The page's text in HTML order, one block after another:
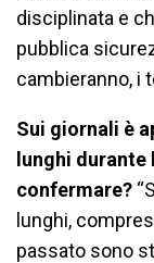
disciplinata e
pubblica
cambieranno, i
Sui giornali è
lunghi durante
confermare?
lunghi,
passato sono